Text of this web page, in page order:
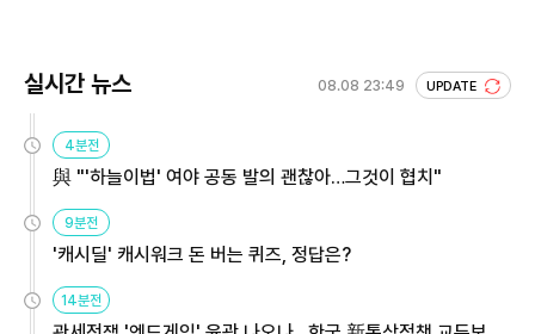
실시간 뉴스 08.08 23:49 UPDATE
4분전
與 "'하늘이법' 여야 공동 발의 괜찮아…그것이 협치"
9분전
'캐시딜' 캐시워크 돈 버는 퀴즈, 정답은?
14분전